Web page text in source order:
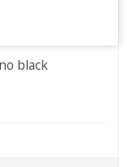
black